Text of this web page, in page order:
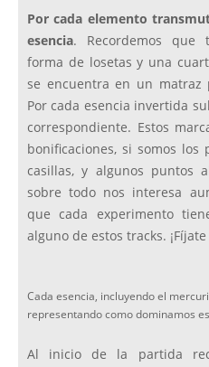
Por cada elemento
esencia. Recordemos que
forma de losetas y una
se encuentra en un
Por cada esencia invertida
correspondiente. Estos
bonificaciones, si somos
casillas, y algunos puntos
sobre todo nos interesa
que cada experimento
alguno de estos tracks.
Cada esencia, incluyendo el
representando como dominamos
Al inicio de la partida